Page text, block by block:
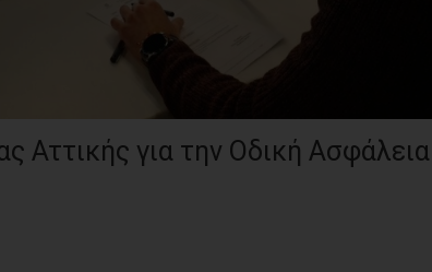
Αττικής για την Οδική Ασφάλεια